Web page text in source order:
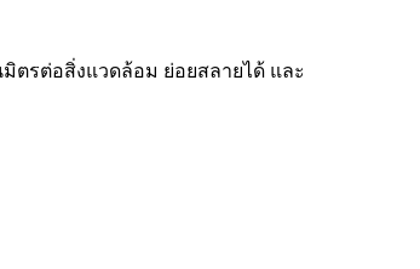
ตรต่อสิ่งแวดล้อม ย่อยสลายได้ และ